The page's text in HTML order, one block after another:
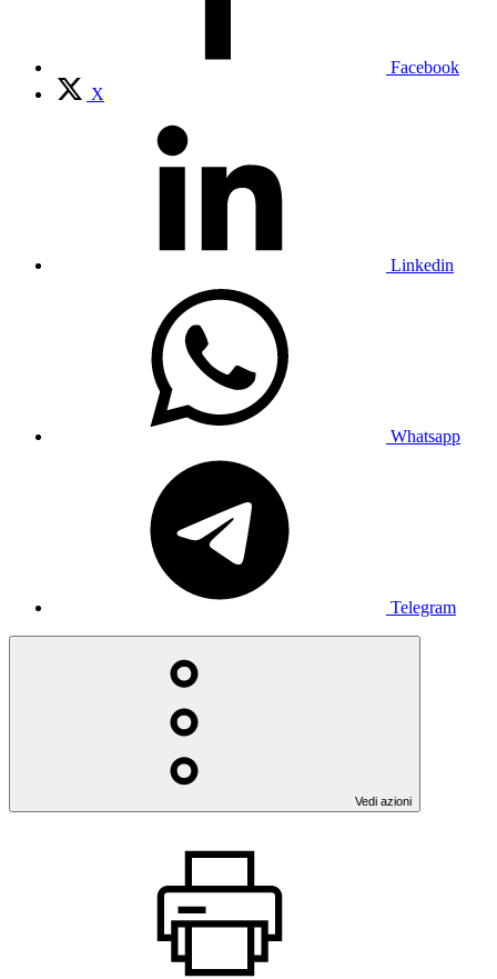
Facebook
X
Linkedin
Whatsapp
Telegram
Vedi azioni